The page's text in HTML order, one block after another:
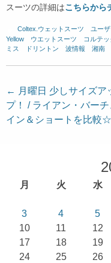
スーツの詳細はこちらから
Coltex.ウェットスーツ ユー
Yellow
ウエットスーツ コルテッ
ミス
ドリントン 波情報 湘南
投
稿
ナ
← 月曜日 少しサイズア
プ！ / ライアン・バーチ
イン＆ショートを比較☆
月 火 水
3
4 5
10
11 12
17
18 19
24
25 26